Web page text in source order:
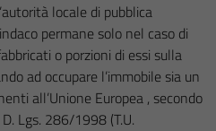
locale di pubblica
permane solo nel caso di
o porzioni di essi sulla
ad occupare l’immobile sia un
all’Unione Europea , secondo
Lgs. 286/1998 (T.U.